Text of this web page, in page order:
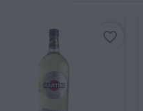
favorite_border